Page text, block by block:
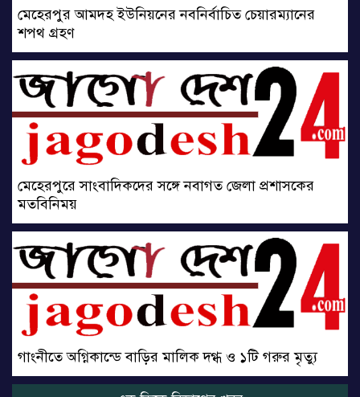
মেহেরপুর আমদহ ইউনিয়নের নবনির্বাচিত চেয়ারম্যানের
শপথ গ্রহণ
মেহেরপুরে সাংবাদিকদের সঙ্গে নবাগত জেলা প্রশাসকের
মতবিনিময়
গাংনীতে অগ্নিকান্ডে বাড়ির মালিক দগ্ধ ও ১টি গরুর মৃত্যু